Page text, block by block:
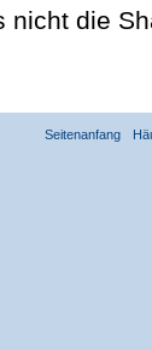
nicht die
Seitenanfang